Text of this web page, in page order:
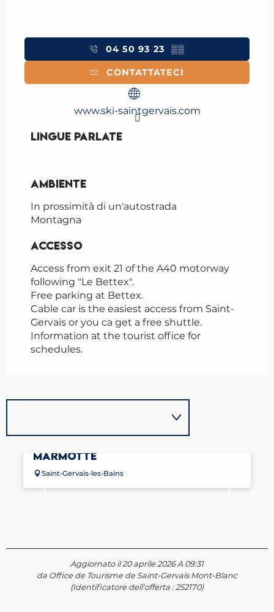
04 50 93 23 ▒▒
CONTATTATECI
www.ski-saintgervais.com
Lingue parlate
Lingue parlate
Ambiente
Ambiente
In prossimità di un'autostrada
Montagna
Accesso
Accesso
Access from exit 21 of the A40 motorway
following "Le Bettex".
Free parking at Bettex.
Cable car is the easiest access from Saint-
Gervais or you ca get a free shuttle.
Information at the tourist office for
schedules.
MARMOTTE
Saint-Gervais-les-Bains
Aggiornato il 20 aprile 2026 A 09:31
da Office de Tourisme de Saint-Gervais Mont-Blanc
(Identificatore dell'offerta :252170)